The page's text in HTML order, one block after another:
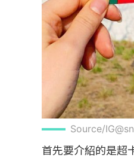
Source/
首先要介紹的是超